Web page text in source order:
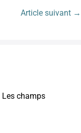
Article suivant →
Les champs